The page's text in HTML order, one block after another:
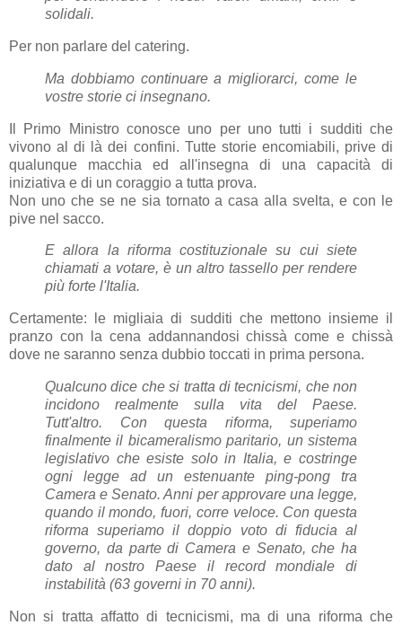
solidali.
Per non parlare del catering.
Ma dobbiamo continuare a migliorarci, come le
vostre storie ci insegnano.
Il Primo Ministro conosce uno per uno tutti i sudditi che
vivono al di là dei confini. Tutte storie encomiabili, prive di
qualunque macchia ed all'insegna di una capacità di
iniziativa e di un coraggio a tutta prova.
Non uno che se ne sia tornato a casa alla svelta, e con le
pive nel sacco.
E allora la riforma costituzionale su cui siete
chiamati a votare, è un altro tassello per rendere
più forte l'Italia.
Certamente: le migliaia di sudditi che mettono insieme il
pranzo con la cena addannandosi chissà come e chissà
dove ne saranno senza dubbio toccati in prima persona.
Qualcuno dice che si tratta di tecnicismi, che non
incidono realmente sulla vita del Paese.
Tutt'altro. Con questa riforma, superiamo
finalmente il bicameralismo paritario, un sistema
legislativo che esiste solo in Italia, e costringe
ogni legge ad un estenuante ping-pong tra
Camera e Senato. Anni per approvare una legge,
quando il mondo, fuori, corre veloce. Con questa
riforma superiamo il doppio voto di fiducia al
governo, da parte di Camera e Senato, che ha
dato al nostro Paese il record mondiale di
instabilità (63 governi in 70 anni).
Non si tratta affatto di tecnicismi, ma di una riforma che